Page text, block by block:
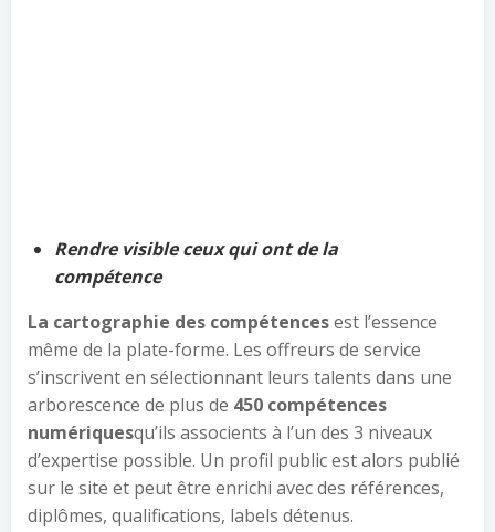
Rendre visible ceux qui ont de la
compétence
La cartographie des compétencesest l’essence
même de la plate-forme. Les offreurs de service
s’inscrivent en sélectionnant leurs talents dans une
arborescence de plus de 450 compétences
numériquesqu’ils associents à l’un des 3 niveaux
d’expertise possible. Un profil public est alors publié
sur le site et peut être enrichi avec des références,
diplômes, qualifications, labels détenus.